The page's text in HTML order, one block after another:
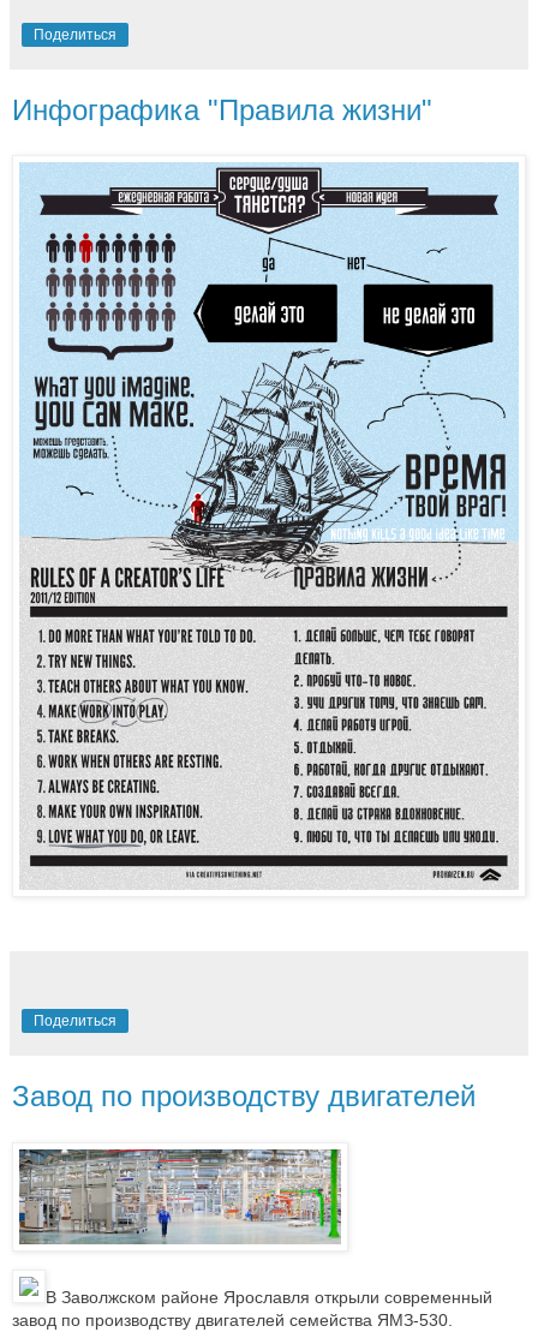
Поделиться
Инфографика "Правила жизни"
Поделиться
Завод по производству двигателей
В Заволжском районе Ярославля открыли современный
завод по производству двигателей семейства ЯМЗ-530.